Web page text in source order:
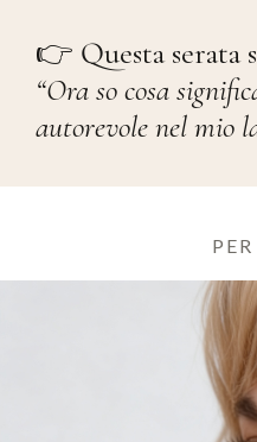
👉 Questa serata
“Ora so cosa
autorevole nel mio